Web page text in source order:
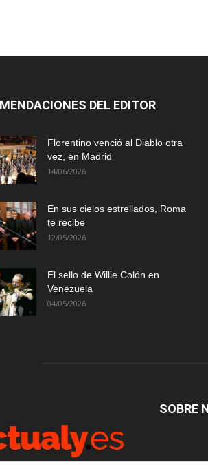
DEL EDITOR
Florentino venció al Diablo otra
vez, en Madrid
14/06/2026
En sus cielos estrellados, Roma
te recibe
12/05/2026
El sello de Willie Colón en
Venezuela
04/05/2026
SOBRE